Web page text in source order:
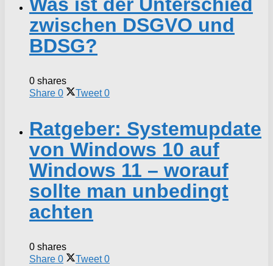
zwischen DSGVO und
BDSG?
0 shares
Share 0 Tweet 0
Ratgeber: Systemupdate
von Windows 10 auf
Windows 11 – worauf
sollte man unbedingt
achten
0 shares
Share 0 Tweet 0